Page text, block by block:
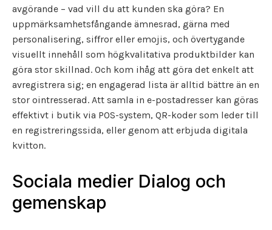
avgörande – vad vill du att kunden ska göra? En
uppmärksamhetsfångande ämnesrad, gärna med
personalisering, siffror eller emojis, och övertygande
visuellt innehåll som högkvalitativa produktbilder kan
göra stor skillnad. Och kom ihåg att göra det enkelt att
avregistrera sig; en engagerad lista är alltid bättre än en
stor ointresserad. Att samla in e-postadresser kan göras
effektivt i butik via POS-system, QR-koder som leder till
en registreringssida, eller genom att erbjuda digitala
kvitton.
Sociala medier Dialog och
gemenskap